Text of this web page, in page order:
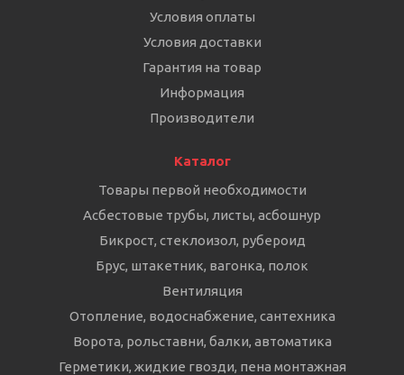
Условия оплаты
Условия доставки
Гарантия на товар
Информация
Производители
Каталог
Товары первой необходимости
Асбестовые трубы, листы, асбошнур
Бикрост, стеклоизол, рубероид
Брус, штакетник, вагонка, полок
Вентиляция
Отопление, водоснабжение, сантехника
Ворота, рольставни, балки, автоматика
Герметики, жидкие гвозди, пена монтажная